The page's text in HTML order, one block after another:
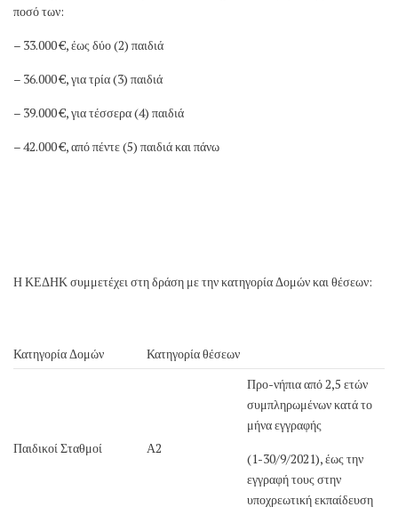
ποσό των:
– 33.000 €, έως δύο (2) παιδιά
– 36.000 €, για τρία (3) παιδιά
– 39.000 €, για τέσσερα (4) παιδιά
– 42.000 €, από πέντε (5) παιδιά και πάνω
Η ΚΕΔΗΚ συμμετέχει στη δράση με την κατηγορία Δομών και θέσεων:
Κατηγορία Δομών Κατηγορία θέσεων
Παιδικοί Σταθμοί Α2
Προ-νήπια από 2,5 ετών
συμπληρωμένων κατά το
μήνα εγγραφής
(1-30/9/2021), έως την
εγγραφή τους στην
υποχρεωτική εκπαίδευση